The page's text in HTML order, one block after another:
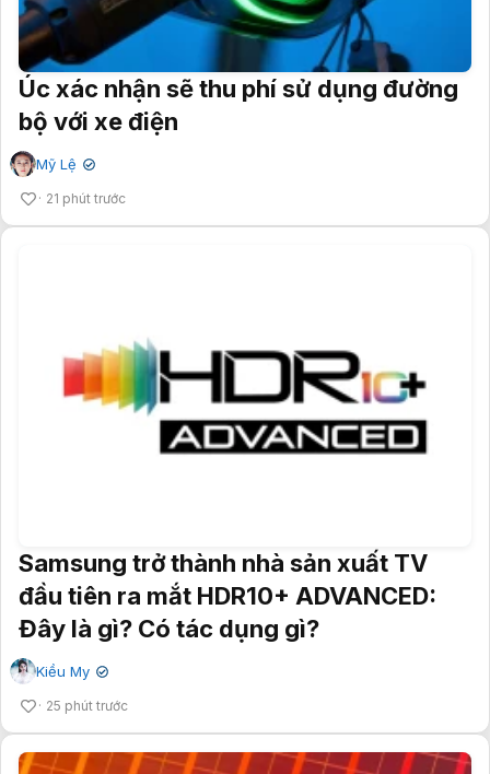
Úc xác nhận sẽ thu phí sử dụng đường
bộ với xe điện
Mỹ Lệ ✔
21 phút trước
Samsung trở thành nhà sản xuất TV
đầu tiên ra mắt HDR10+ ADVANCED:
Đây là gì? Có tác dụng gì?
Kiều My ✔
25 phút trước